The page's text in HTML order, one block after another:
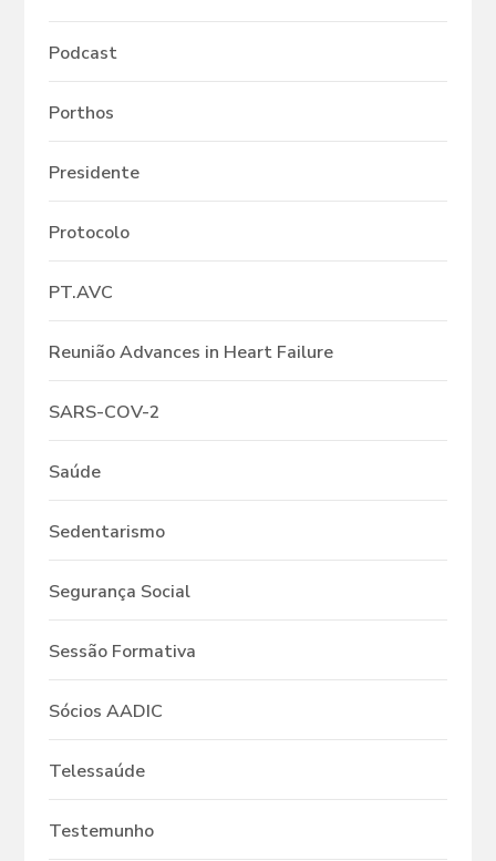
Podcast
Porthos
Presidente
Protocolo
PT.AVC
Reunião Advances in Heart Failure
SARS-COV-2
Saúde
Sedentarismo
Segurança Social
Sessão Formativa
Sócios AADIC
Telessaúde
Testemunho